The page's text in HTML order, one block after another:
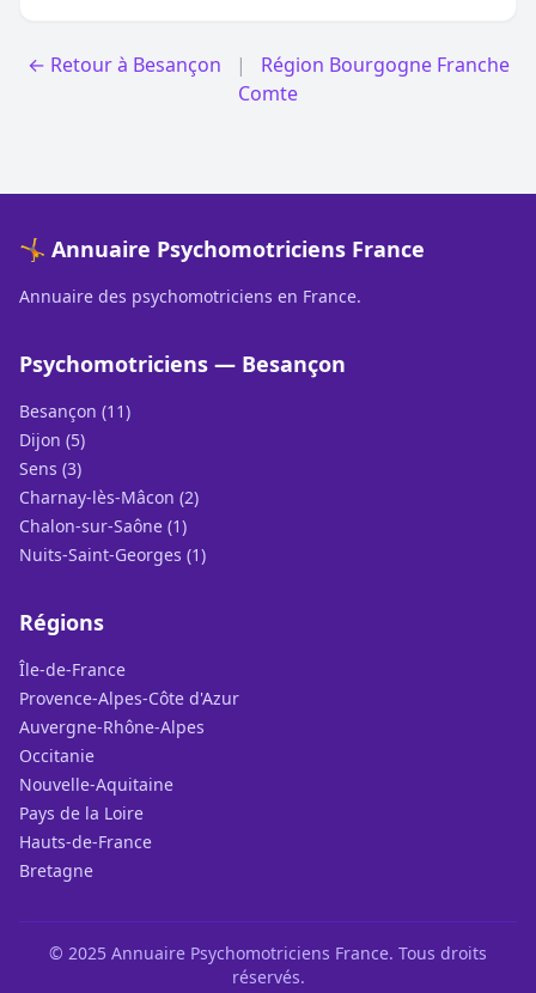
← Retour à Besançon |
Région Bourgogne Franche
Comte
🤸 Annuaire Psychomotriciens France
Annuaire des psychomotriciens en France.
Psychomotriciens — Besançon
Besançon (11)
Dijon (5)
Sens (3)
Charnay-lès-Mâcon (2)
Chalon-sur-Saône (1)
Nuits-Saint-Georges (1)
Régions
Île-de-France
Provence-Alpes-Côte d'Azur
Auvergne-Rhône-Alpes
Occitanie
Nouvelle-Aquitaine
Pays de la Loire
Hauts-de-France
Bretagne
© 2025 Annuaire Psychomotriciens France. Tous droits
réservés.